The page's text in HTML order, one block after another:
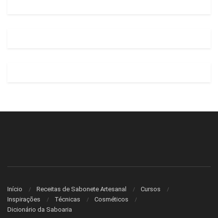
Início Receitas de Sabonete Artesanal
Cursos
Inspirações
Técnicas
Cosméticos
Dicionário da Saboaria